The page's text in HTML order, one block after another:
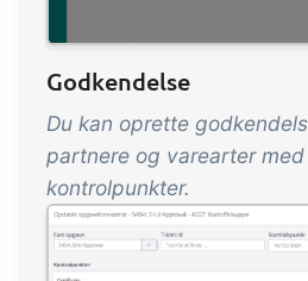
Godkendelse
Du kan oprette
partnere og varearter
kontrolpunkter.